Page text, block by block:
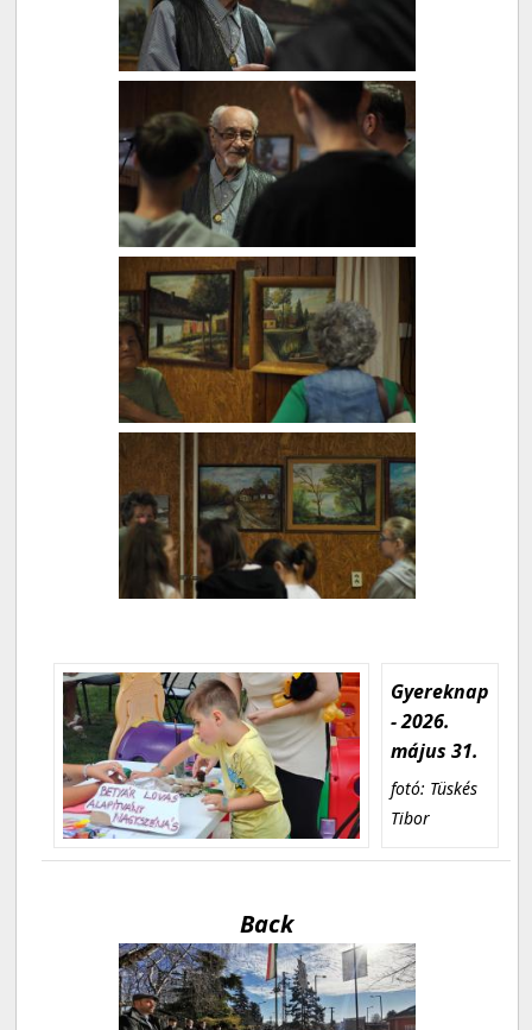
Gyereknap
- 2026.
május 31.
fotó: Tüskés
Tibor
Back